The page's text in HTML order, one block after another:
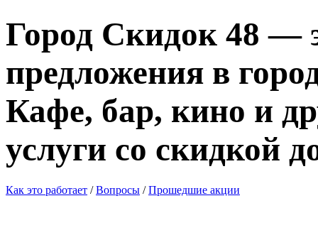
Город Скидок 48 —
предложения в
Кафе, бар, кино и
услуги со скидкой
Как это работает / Вопросы / Прошедшие акции